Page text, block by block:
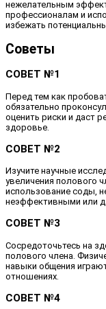
нежелательным
профессионалам и
избежать
Советы
СОВЕТ №1
Перед тем как
обязательно
оценить риски и даст
здоровье.
СОВЕТ №2
Изучите научные
увеличения полового
использование соды,
неэффективными или
СОВЕТ №3
Сосредоточьтесь на
полового члена.
навыки общения
отношениях.
СОВЕТ №4